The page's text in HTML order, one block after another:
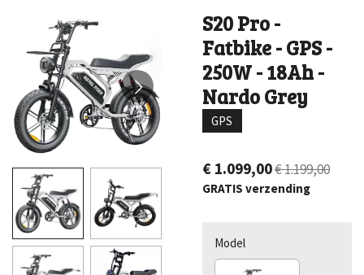
S20 Pro -
Fatbike - GPS -
250W - 18Ah -
Nardo Grey
GPS
€ 1.099,00€ 1.199,00
GRATIS verzending
Model